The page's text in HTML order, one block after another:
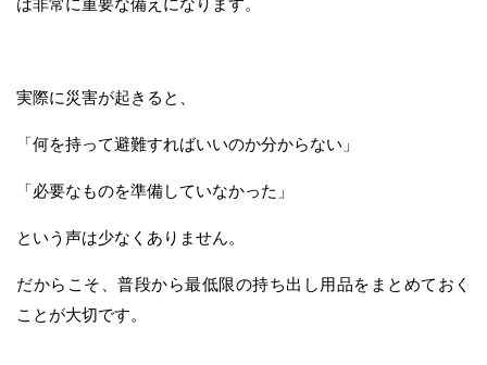
は非常に重要な備えになります。
実際に災害が起きると、
「何を持って避難すればいいのか分からない」
「必要なものを準備していなかった」
という声は少なくありません。
だからこそ、普段から最低限の持ち出し用品をまとめておく
ことが大切です。